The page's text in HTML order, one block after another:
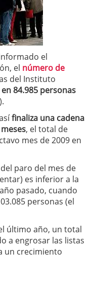
el
el número de
del Instituto
84.985 personas
finaliza una cadena
, el total de
mes de 2009 en
paro del mes de
es inferior a la
pasado, cuando
personas (el
último año, un total
a engrosar las listas
un crecimiento